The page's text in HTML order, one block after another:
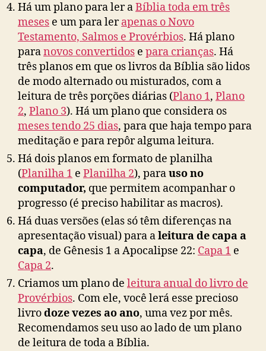
Há um plano para ler aBíblia toda em três
meses e um para lerapenas o Novo
Testamento, Salmos e Provérbios. Há plano
paranovos convertidos e para crianças. Há
três planos em que os livros da Bíblia são lidos
de modo alternado ou misturados, com a
leitura de três porções diárias (Plano 1, Plano
2, Plano 3). Há um plano que considera os
meses tendo 25 dias, para que haja tempo para
meditação e para repôr alguma leitura.
Há dois planos em formato de planilha
(Planilha 1 e Planilha 2), parauso no
computador, que permitem acompanhar o
progresso (é preciso habilitar as macros).
Há duas versões (elas só têm diferenças na
apresentação visual) para aleitura de capa a
capa, de Gênesis 1 a Apocalipse 22: Capa 1 e
Capa 2.
Criamos um plano de leitura anual do livro de
Provérbios. Com ele, você lerá esse precioso
livrodoze vezes ao ano, uma vez por mês.
Recomendamos seu uso ao lado de um plano
de leitura de toda a Bíblia.